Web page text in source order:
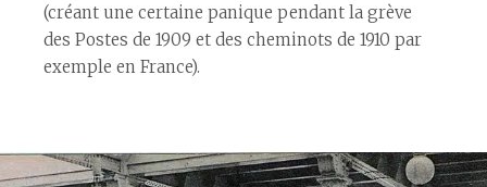
(créant une certaine panique pendant la grève
des Postes de 1909 et des cheminots de 1910 par
exemple en France).